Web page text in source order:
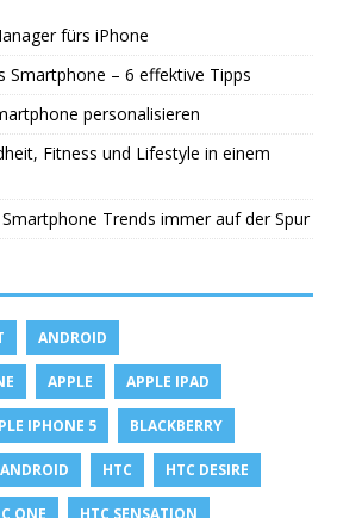
fürs iPhone
Smartphone – 6 effektive Tipps
personalisieren
Fitness und Lifestyle in einem
Trends immer auf der Spur
ANDROID
APPLE APPLE IPAD
IPHONE 5 BLACKBERRY
HTC HTC DESIRE
ONE HTC SENSATION